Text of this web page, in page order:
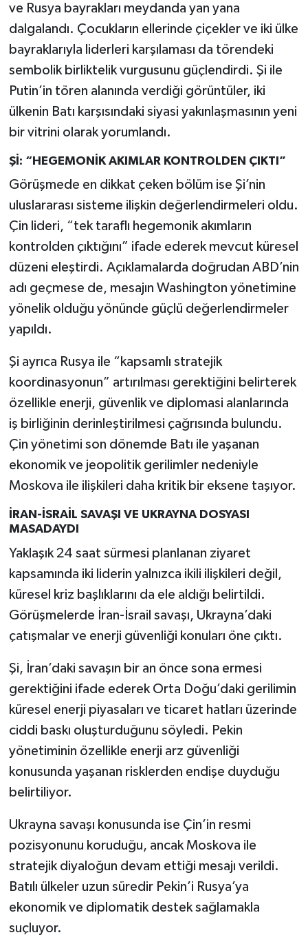
ve Rusya bayrakları meydanda yan yana
dalgalandı. Çocukların ellerinde çiçekler ve iki ülke
bayraklarıyla liderleri karşılaması da törendeki
sembolik birliktelik vurgusunu güçlendirdi. Şi ile
Putin’in tören alanında verdiği görüntüler, iki
ülkenin Batı karşısındaki siyasi yakınlaşmasının yeni
bir vitrini olarak yorumlandı.
Şİ: “HEGEMONİK AKIMLAR KONTROLDEN ÇIKTI”
Görüşmede en dikkat çeken bölüm ise Şi’nin
uluslararası sisteme ilişkin değerlendirmeleri oldu.
Çin lideri, “tek taraflı hegemonik akımların
kontrolden çıktığını” ifade ederek mevcut küresel
düzeni eleştirdi. Açıklamalarda doğrudan ABD’nin
adı geçmese de, mesajın Washington yönetimine
yönelik olduğu yönünde güçlü değerlendirmeler
yapıldı.
Şi ayrıca Rusya ile “kapsamlı stratejik
koordinasyonun” artırılması gerektiğini belirterek
özellikle enerji, güvenlik ve diplomasi alanlarında
iş birliğinin derinleştirilmesi çağrısında bulundu.
Çin yönetimi son dönemde Batı ile yaşanan
ekonomik ve jeopolitik gerilimler nedeniyle
Moskova ile ilişkileri daha kritik bir eksene taşıyor.
İRAN-İSRAİL SAVAŞI VE UKRAYNA DOSYASI
MASADAYDI
Yaklaşık 24 saat sürmesi planlanan ziyaret
kapsamında iki liderin yalnızca ikili ilişkileri değil,
küresel kriz başlıklarını da ele aldığı belirtildi.
Görüşmelerde İran-İsrail savaşı, Ukrayna’daki
çatışmalar ve enerji güvenliği konuları öne çıktı.
Şi, İran’daki savaşın bir an önce sona ermesi
gerektiğini ifade ederek Orta Doğu’daki gerilimin
küresel enerji piyasaları ve ticaret hatları üzerinde
ciddi baskı oluşturduğunu söyledi. Pekin
yönetiminin özellikle enerji arz güvenliği
konusunda yaşanan risklerden endişe duyduğu
belirtiliyor.
Ukrayna savaşı konusunda ise Çin’in resmi
pozisyonunu koruduğu, ancak Moskova ile
stratejik diyaloğun devam ettiği mesajı verildi.
Batılı ülkeler uzun süredir Pekin’i Rusya’ya
ekonomik ve diplomatik destek sağlamakla
suçluyor.